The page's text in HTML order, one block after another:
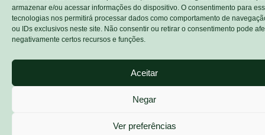
armazenar e/ou acessar informações do dispositivo. O consentimento para
tecnologias nos permitirá processar dados como comportamento de
ou IDs exclusivos neste site. Não consentir ou retirar o consentimento pode
negativamente certos recursos e funções.
Aceitar
Negar
Ver preferências
2025 – Todos os direitos